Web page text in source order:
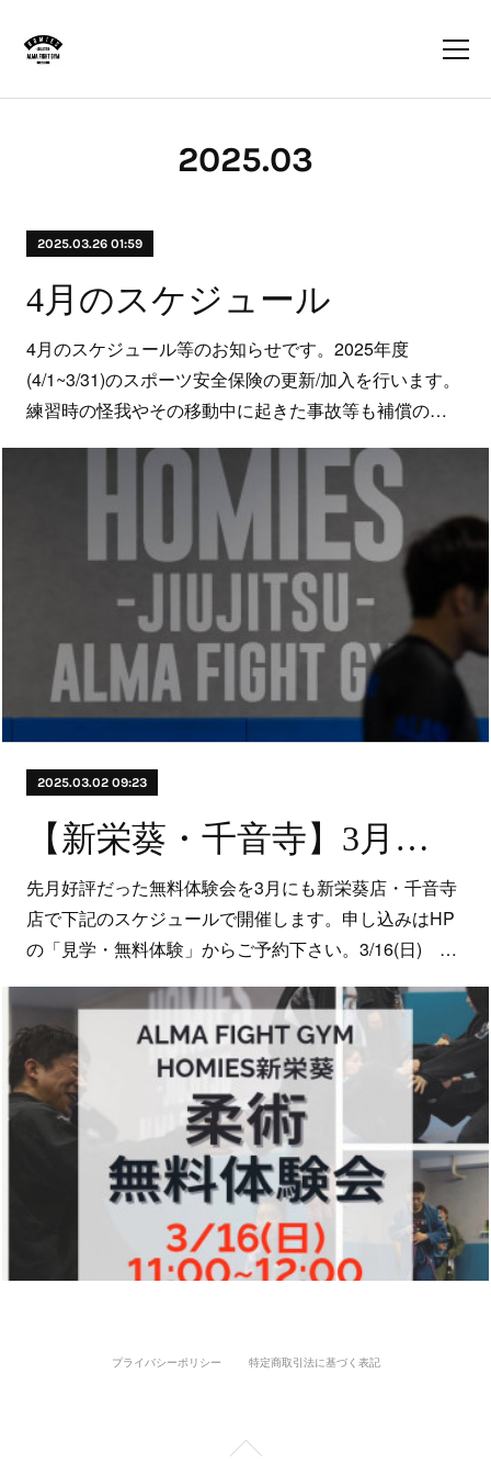
2025.03
2025.03.26 01:59
4月のスケジュール
4月のスケジュール等のお知らせです。2025年度
(4/1~3/31)のスポーツ安全保険の更新/加入を行います。
練習時の怪我やその移動中に起きた事故等も補償の…
2025.03.02 09:23
【新栄葵・千音寺】3月無料体験会のお知らせ
先月好評だった無料体験会を3月にも新栄葵店・千音寺
店で下記のスケジュールで開催します。申し込みはHP
の「見学・無料体験」からご予約下さい。3/16(日) …
プライバシーポリシー 特定商取引法に基づく表記